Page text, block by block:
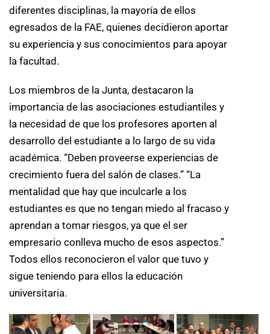
diferentes disciplinas, la mayoría de ellos
egresados de la FAE, quienes decidieron aportar
su experiencia y sus conocimientos para apoyar
la facultad.
Los miembros de la Junta, destacaron la
importancia de las asociaciones estudiantiles y
la necesidad de que los profesores aporten al
desarrollo del estudiante a lo largo de su vida
académica. “Deben proveerse experiencias de
crecimiento fuera del salón de clases.” “La
mentalidad que hay que inculcarle a los
estudiantes es que no tengan miedo al fracaso y
aprendan a tomar riesgos, ya que el ser
empresario conlleva mucho de esos aspectos.”
Todos ellos reconocieron el valor que tuvo y
sigue teniendo para ellos la educación
universitaria.